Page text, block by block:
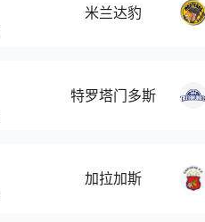
米兰达豹
特罗塔门多斯
加拉加斯